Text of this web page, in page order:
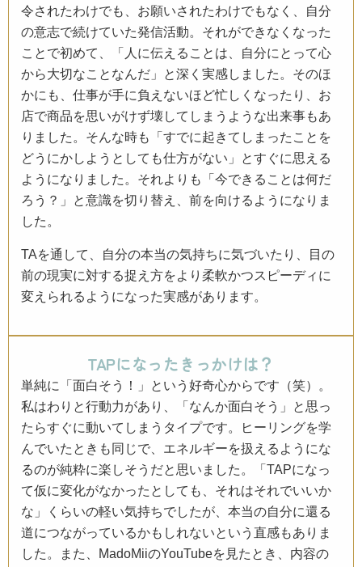
令されたわけでも、お願いされたわけでもなく、自分
の意志で続けていた発信活動。それができなくなった
ことで初めて、「人に伝えることは、自分にとって心
から大切なことなんだ」と深く実感しました。そのほ
かにも、仕事が手に負えないほど忙しくなったり、お
店で商品を思いがけず壊してしまうような出来事もあ
りました。そんな時も「すでに起きてしまったことを
どうにかしようとしても仕方がない」とすぐに思える
ようになりました。それよりも「今できることは何だ
ろう？」と意識を切り替え、前を向けるようになりま
した。
TAを通して、自分の本当の気持ちに気づいたり、目の
前の現実に対する捉え方をより柔軟かつスピーディに
変えられるようになった実感があります。
TAPになったきっかけは？
単純に「面白そう！」という好奇心からです（笑）。
私はわりと行動力があり、「なんか面白そう」と思っ
たらすぐに動いてしまうタイプです。ヒーリングを学
んでいたときも同じで、エネルギーを扱えるようにな
るのが純粋に楽しそうだと思いました。「TAPになっ
て仮に変化がなかったとしても、それはそれでいいか
な」くらいの軽い気持ちでしたが、本当の自分に還る
道につながっているかもしれないという直感もありま
した。また、MadoMiiのYouTubeを見たとき、内容の